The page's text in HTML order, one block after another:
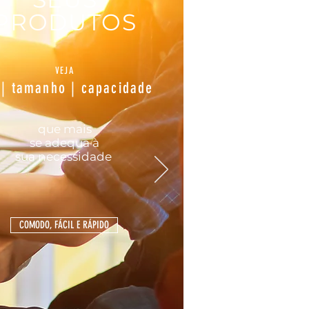
VEJA
tamanho | capacidade
que mais
seadequaà
suanecessidade
COMODO, FÁCIL E RÁPIDO